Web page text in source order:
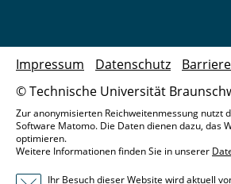
© Technische Universität
Impressum Datenschutz
Zur anonymisierten Reichweitenmessung nutzt
Software Matomo. Die Daten dienen dazu, das
optimieren.
Weitere Informationen finden Sie in unserer
Ihr Besuch dieser Website wird aktuell